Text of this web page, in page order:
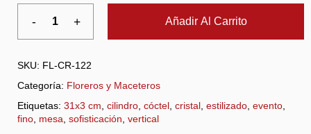
Añadir Al Carrito
SKU: FL-CR-122
Categoría: Floreros y Maceteros
Etiquetas: 31x3 cm cilindro cóctel cristal estilizado evento
fino mesa sofisticación vertical